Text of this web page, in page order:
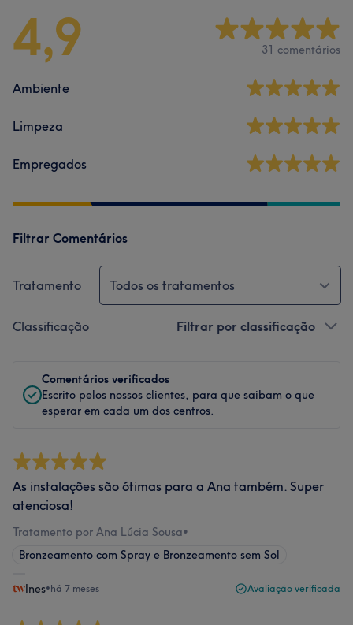
4,9 31 comentários
Ambiente
Limpeza
Empregados
Filtrar Comentários
Tratamento Todos os tratamentos
Classificação Filtrar por classificação
Comentários verificados
Escrito pelos nossos clientes, para que saibam o que
esperar em cada um dos centros.
As instalações são ótimas para a Ana também. Super
atenciosa!
Tratamento por Ana Lúcia Sousa•
Bronzeamento com Spray e Bronzeamento sem Sol
Ines•há 7 meses Avaliação verificada